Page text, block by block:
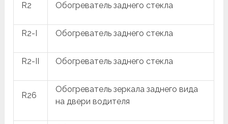
R2 Обогреватель заднего стекла
R2-I Обогреватель заднего стекла
R2-II Обогреватель заднего стекла
R26
Обогреватель зеркала заднего вида
на двери водителя